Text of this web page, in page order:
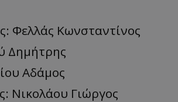
Φελλάς Κωνσταντίνος
Δημήτρης
Αδάμος
Νικολάου Γιώργος